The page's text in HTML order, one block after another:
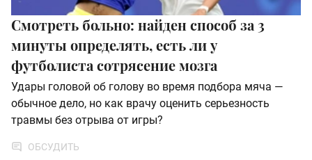
Смотреть больно: найден способ за 3
минуты определять, есть ли у
футболиста сотрясение мозга
Удары головой об голову во время подбора мяча —
обычное дело, но как врачу оценить серьезность
травмы без отрыва от игры?
ОБСУДИТЬ